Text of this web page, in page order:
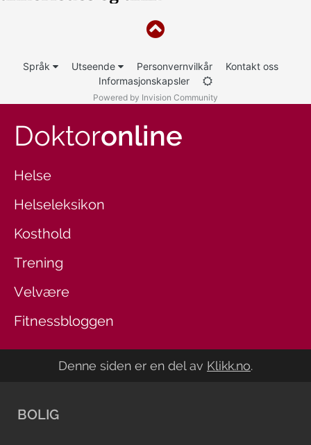
Språk Utseende Personvernvilkår
Kontakt oss
Informasjonskapsler
Powered by Invision Community
Doktoronline
Helse
Helseleksikon
Kosthold
Trening
Velvære
Fitnessbloggen
Denne siden er en del av Klikk.no.
BOLIG